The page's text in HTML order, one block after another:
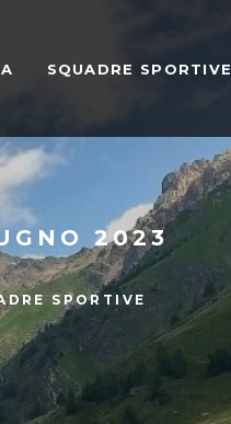
SQUADRE SPORTIVE
2023
SPORTIVE